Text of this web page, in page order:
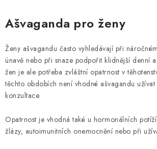
Ašvaganda pro ženy
Ženy ašvagandu často vyhledávají při
únavě nebo při snaze podpořit klidnější denní
žen je ale potřeba zvláštní opatrnost v
těchto obdobích není vhodné ašvagandu
konzultace.
Opatrnost je vhodná také u hormonálních
žlázy, autoimunitních onemocnění nebo při